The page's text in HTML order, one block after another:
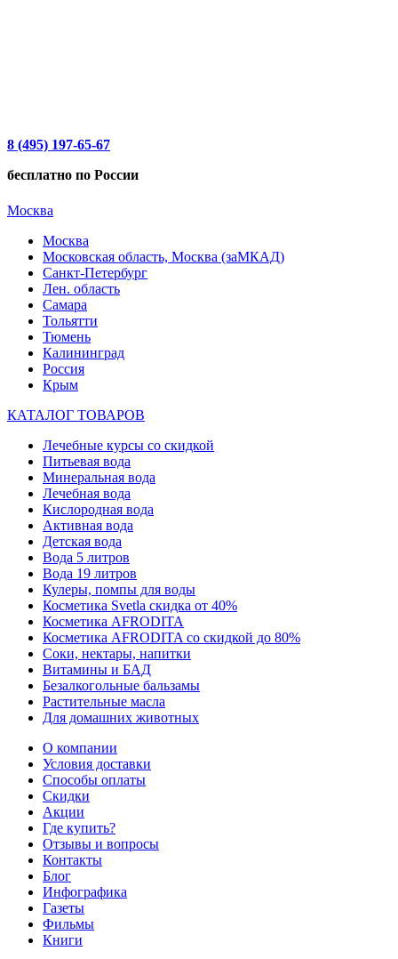
8 (495) 197-65-67
бесплатно по России
Москва
Москва
Московская область, Москва (заМКАД)
Санкт-Петербург
Лен. область
Самара
Тольятти
Тюмень
Калининград
Россия
Крым
КАТАЛОГ ТОВАРОВ
Лечебные курсы со скидкой
Питьевая вода
Минеральная вода
Лечебная вода
Кислородная вода
Активная вода
Детская вода
Вода 5 литров
Вода 19 литров
Кулеры, помпы для воды
Косметика Svetla скидка от 40%
Косметика AFRODITA
Косметика AFRODITA со скидкой до 80%
Соки, нектары, напитки
Витамины и БАД
Безалкогольные бальзамы
Растительные масла
Для домашних животных
О компании
Условия доставки
Способы оплаты
Скидки
Акции
Где купить?
Отзывы и вопросы
Контакты
Блог
Инфографика
Газеты
Фильмы
Книги